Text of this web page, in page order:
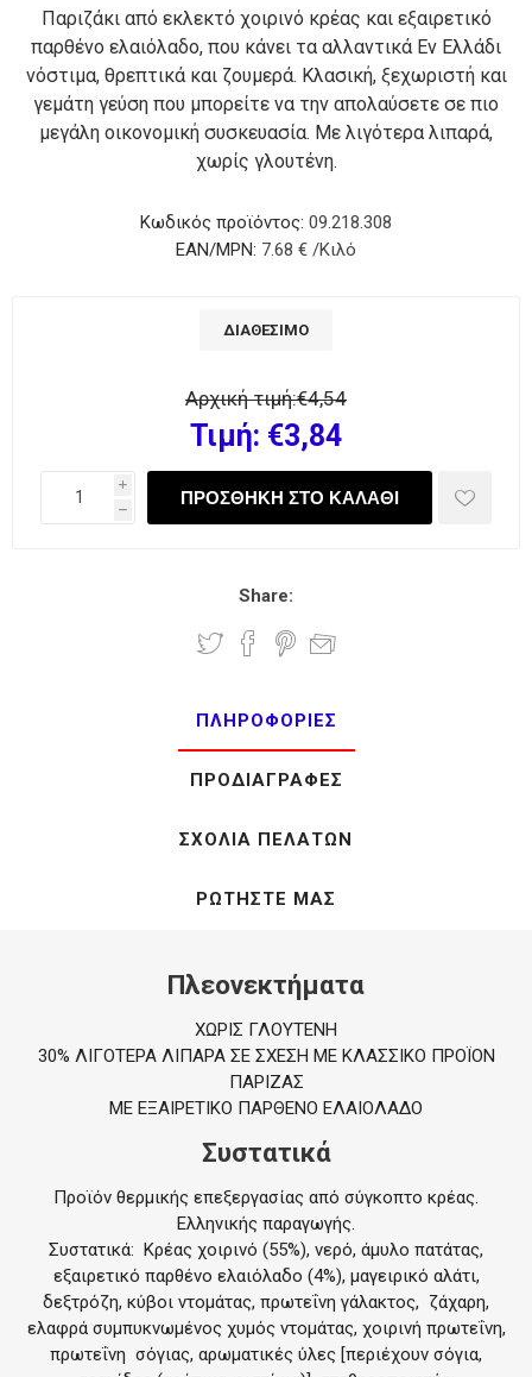
Παριζάκι από εκλεκτό χοιρινό κρέας και εξαιρετικό
παρθένο ελαιόλαδο, που κάνει τα αλλαντικά Εν Ελλάδι
νόστιμα, θρεπτικά και ζουμερά. Κλασική, ξεχωριστή και
γεμάτη γεύση που μπορείτε να την απολαύσετε σε πιο
μεγάλη οικονομική συσκευασία. Με λιγότερα λιπαρά,
χωρίς γλουτένη.
Κωδικός προϊόντος: 09.218.308
EAN/MPN: 7.68 € /Κιλό
ΔΙΑΘΈΣΙΜΟ
Αρχική τιμή:€4,54
Τιμή: €3,84
i
h
Share:
ΠΛΗΡΟΦΟΡΊΕΣ
ΠΡΟΔΙΑΓΡΑΦΈΣ
ΣΧΌΛΙΑ ΠΕΛΑΤΏΝ
ΡΩΤΉΣΤΕ ΜΑΣ
Πλεονεκτήματα
ΧΩΡΙΣ ΓΛΟΥΤΕΝΗ
30% ΛΙΓΟΤΕΡΑ ΛΙΠΑΡΑ ΣΕ ΣΧΕΣΗ ΜΕ ΚΛΑΣΣΙΚΟ ΠΡΟΪΟΝ
ΠΑΡΙΖΑΣ
ΜΕ ΕΞΑΙΡΕΤΙΚΟ ΠΑΡΘΕΝΟ ΕΛΑΙΟΛΑΔΟ
Συστατικά
Προϊόν θερμικής επεξεργασίας από σύγκοπτο κρέας.
Ελληνικής παραγωγής.
Συστατικά: Κρέας χοιρινό (55%), νερό, άμυλο πατάτας,
εξαιρετικό παρθένο ελαιόλαδο (4%), μαγειρικό αλάτι,
δεξτρόζη, κύβοι ντομάτας, πρωτεΐνη γάλακτος, ζάχαρη,
ελαφρά συμπυκνωμένος χυμός ντομάτας, χοιρινή πρωτεΐνη,
πρωτεΐνη σόγιας, αρωματικές ύλες [περιέχουν σόγια,